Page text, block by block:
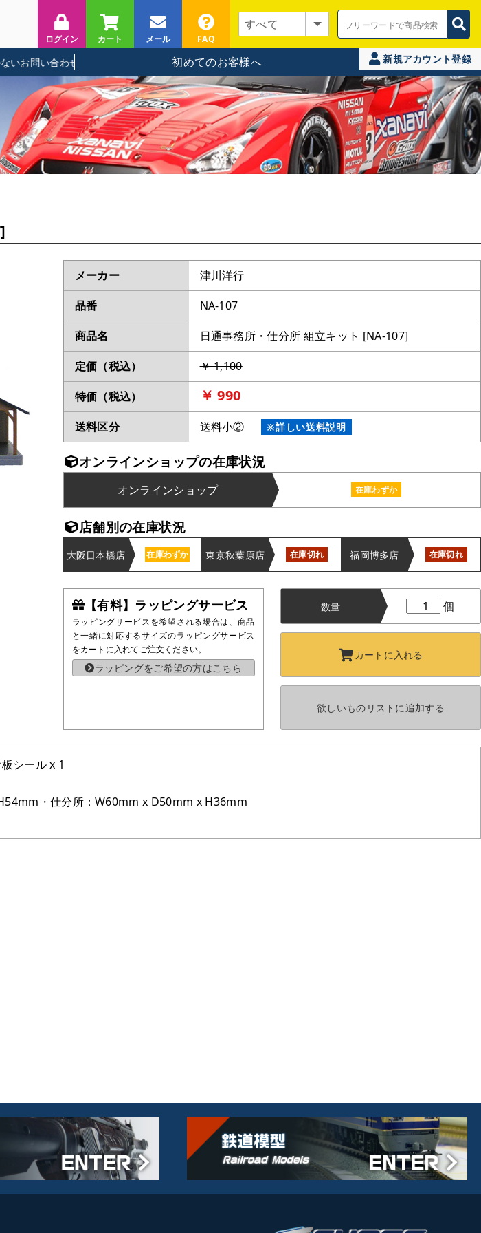
ログイン カート メール FAQ
問い合わせに関して 初めてのお客様へ 新規アカウント登録
メーカー
津川洋行
品番
NA-107
商品名
日通事務所・仕分所 組立キット [NA-107]
定価（税込）
￥ 1,100
特価（税込）
￥ 990
送料区分 送料小② ※詳しい送料説明
オンラインショップの在庫状況
オンラインショップ 在庫わずか
店舗別の在庫状況
大阪日本橋店 在庫わずか 東京秋葉原店 在庫切れ 福岡博多店 在庫切れ
【有料】ラッピングサービス
ラッピングサービスを希望される場合は、商品
と一緒に対応するサイズのラッピングサービス
をカートに入れてご注文ください。
ラッピングをご希望の方はこちら
数量 個
カートに入れる
欲しいものリストに追加する
シール x 1
・仕分所：W60mm x D50mm x H36mm